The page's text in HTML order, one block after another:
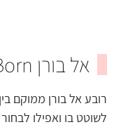
אל בורן El Born - המקום לבלות בו
רובע אל בורן ממוקם
לשוטט בו ואפילו